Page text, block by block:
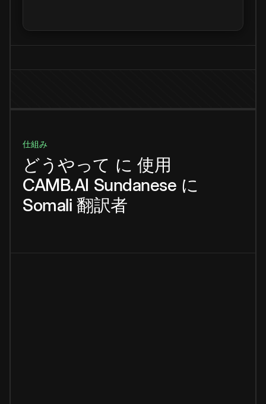
仕組み
どうやって に 使用
CAMB.AI Sundanese に
Somali 翻訳者